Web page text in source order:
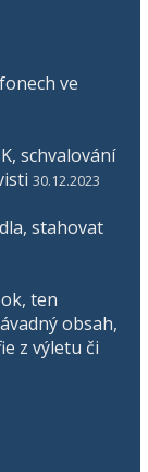
ve
schvalování
30.12.2023
stahovat
ten
obsah,
z výletu či